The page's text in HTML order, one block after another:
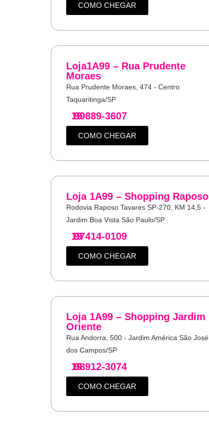
COMO CHEGAR
Loja1A99 – Rua Prudente
Moraes
Rua Prudente Moraes, 474 - Centro
Taquaritinga/SP
19
99889-3607
COMO CHEGAR
Loja 1A99 – Shopping Raposo
Rodovia Raposo Tavares SP-270, KM 14,5 -
Jardim Boa Vista São Paulo/SP
19
97414-0109
COMO CHEGAR
Loja 1A99 – Shopping Jardim
Oriente
Rua Andorra, 500 - Jardim América São José
dos Campos/SP
19
98912-3074
COMO CHEGAR